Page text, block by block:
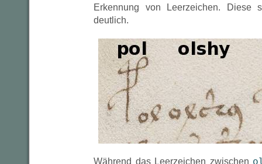
Erkennung von Leerzeichen. Diese
deutlich.
Während das Leerzeichen zwischen